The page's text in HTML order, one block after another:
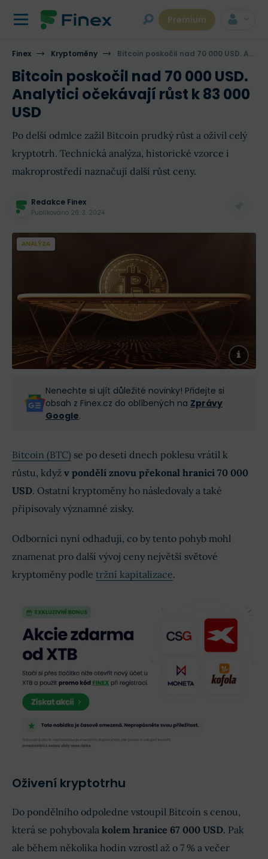
Premium
Finex Kryptoměny Bitcoin poskočil nad 70 000 USD. Analytici očekávají růst k 83 000 USD
Bitcoin poskočil nad 70 000 USD.
Analytici očekávají růst k 83 000
USD
Po delší odmlce zažil Bitcoin prudký růst a oživil celý
kryptotrh. Technická analýza, historické vzorce i
makroprostředí naznačují další růst ceny.
Redakce Finex
Publikováno 26. 3. 2024
ANALÝZA
Nenechte si ujít důležité novinky! Přidejte si
obsah z Finex.cz do oblíbených na Zprávy
Google.
Bitcoin (BTC) se po deseti dnech poklesu vrátil k
růstu, když v pondělí znovu překonal hranici 70 000
USD. Ostatní kryptoměny ho následovaly a také
připisovaly významné zisky.
Odborníci nyní odhadují, co by tento pohyb mohl
znamenat pro další vývoj ceny největší světové
kryptoměny podle tržní kapitalizace.
Oživení kryptotrhu
Do pondělního odpoledne vstoupil Bitcoin s cenou,
která se pohybovala kolem hranice 67 000 USD. Pak
ale během několika hodin vzrostl až o 7 % a večer